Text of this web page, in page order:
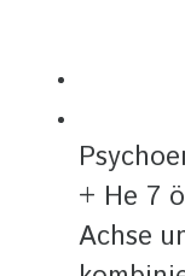
+ He 7
Achse